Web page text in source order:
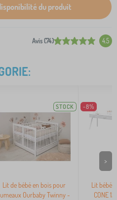
du produit
Avis (74) 4.5
STOCK
Lit de bébé en bois pour
Ourbaby Twinny -
-8%
Lit bébé
CONE
>